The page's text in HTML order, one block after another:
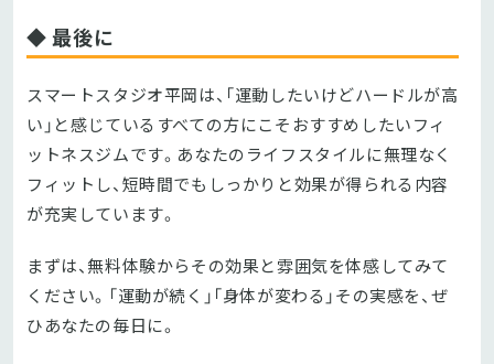
◆ 最後に
スマートスタジオ平岡は、「運動したいけどハードルが高
い」と感じているすべての方にこそおすすめしたいフィ
ットネスジムです。あなたのライフスタイルに無理なく
フィットし、短時間でもしっかりと効果が得られる内容
が充実しています。
まずは、無料体験からその効果と雰囲気を体感してみて
ください。「運動が続く」「身体が変わる」その実感を、ぜ
ひあなたの毎日に。